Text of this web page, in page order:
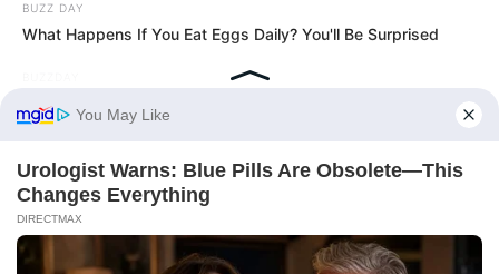
BUZZ DAY
What Happens If You Eat Eggs Daily? You'll Be Surprised
Wedding Photo Goes Viral After Groom's Pants Rip!